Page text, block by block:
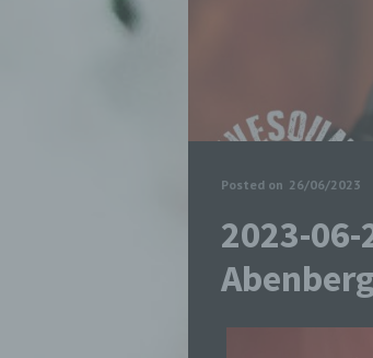
Posted on 26/06/2023
2023-